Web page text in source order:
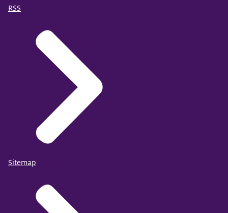
RSS
Sitemap